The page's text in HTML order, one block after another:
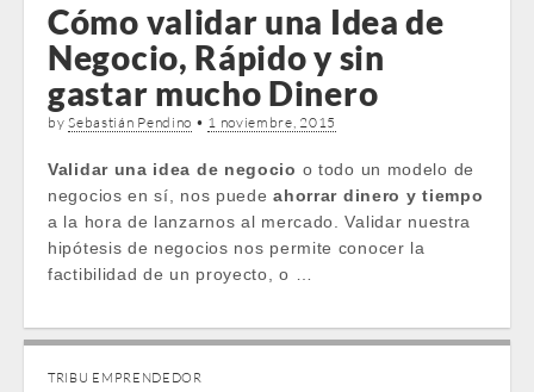
Cómo validar una Idea de
Negocio, Rápido y sin
gastar mucho Dinero
bySebastián Pendino • 1 noviembre, 2015
Validar una idea de negocio o todo un modelo de
negocios en sí, nos puedeahorrar dinero y tiempo
a la hora de lanzarnos al mercado. Validar nuestra
hipótesis de negocios nos permite conocer la
factibilidad de un proyecto, o …
TRIBU EMPRENDEDOR